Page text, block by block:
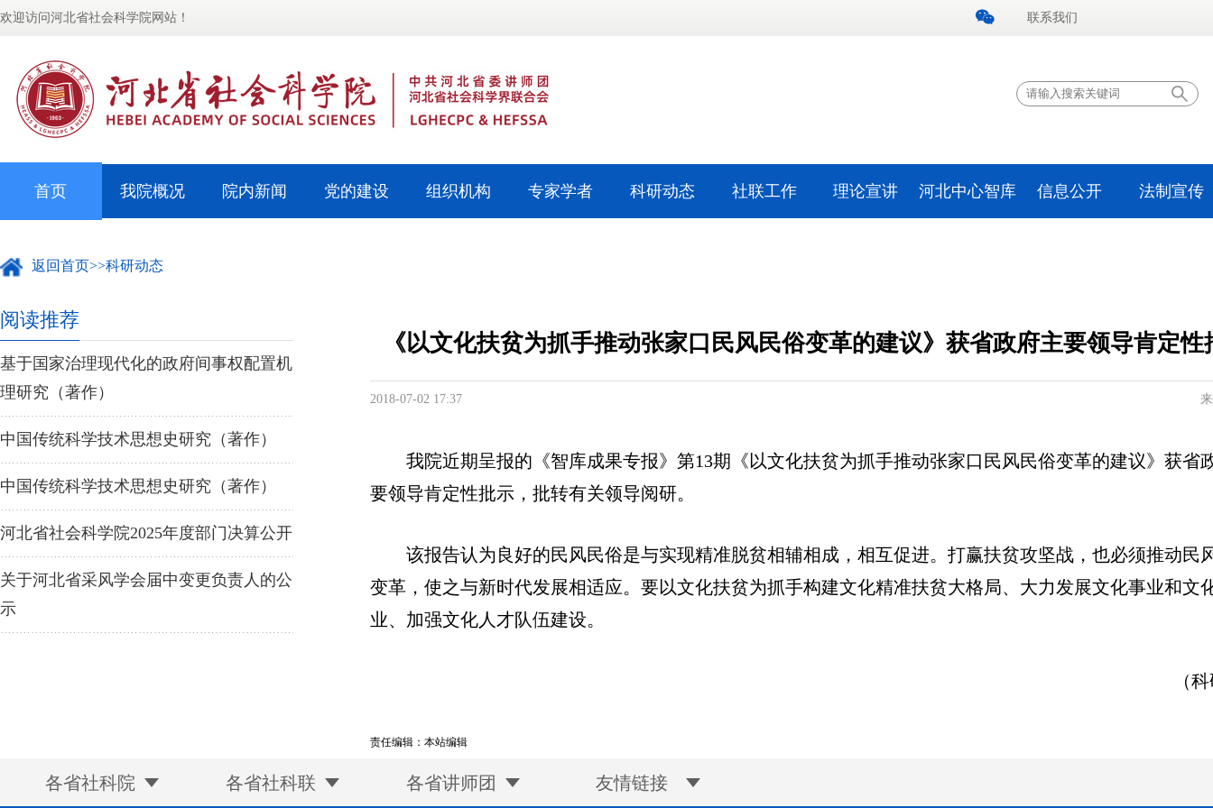
欢迎访问河北省社会科学院网站！ 联系我们
首页 我院概况 院内新闻 党的建设 组织机构 专家学者 科研动态 社联工作 理论宣讲 河北中心智库 信息公开 法制宣传
返回首页>>科研动态
《以文化扶贫为抓手推动张家口民风民俗变革的建议》获省政府主要领导肯定性
2018-07-02 17:37
我院近期呈报的《智库成果专报》第13期《以文化扶贫为抓手推动张家口民风民俗变革的建议》获省
要领导肯定性批示，批转有关领导阅研。
该报告认为良好的民风民俗是与实现精准脱贫相辅相成，相互促进。打赢扶贫攻坚战，也必须推动民
变革，使之与新时代发展相适应。要以文化扶贫为抓手构建文化精准扶贫大格局、大力发展文化事业和文
业、加强文化人才队伍建设。
（
责任编辑：本站编辑
阅读推荐
基于国家治理现代化的政府间事权配置机
理研究（著作）
中国传统科学技术思想史研究（著作）
中国传统科学技术思想史研究（著作）
河北省社会科学院2025年度部门决算公开
关于河北省采风学会届中变更负责人的公
示
各省社科院 各省社科联 各省讲师团 友情链接